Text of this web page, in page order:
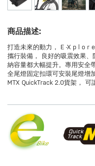
商品描述:
打造未來的動力， E -X p l o r
攜行裝備， 良好的吸震效果
納容量都大幅提升。專用安全
全尾燈固定扣環可安裝尾燈增
MTX QuickTrack 2.0貨架， 可